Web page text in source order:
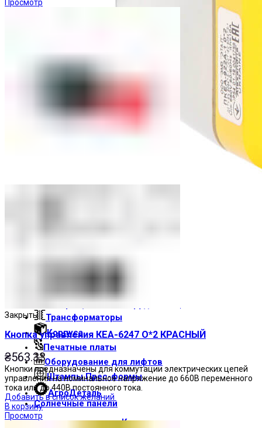
Посты управления
Световые индикаторы
Электрощитовое оборудование
Трансформаторы
Корпуса
Печатные платы
Оборудование для лифтов
Штампы Прес-формы
АгроДеталь
Солнечные панели
Контакты
Просмотр
Закрыть
Кнопка управления КЕА-6247 О*2 КРАСНЫЙ
₴563.33
Кнопки предназначены для коммутации электрических цепей
управления на номинальное напряжение до 660В переменного
тока или до 440В постоянного тока.
Добавить в список желаний
В корзину
Просмотр